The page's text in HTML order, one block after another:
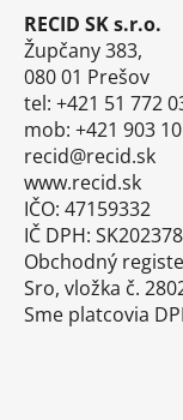
RECID SK s.r.o.
Župčany 383,
080 01 Prešov
tel: +421 51 772
mob: +421 903
recid@recid.sk
www.recid.sk
IČO: 47159332
IČ DPH:
Obchodný
Sro, vložka č.
Sme platcovia